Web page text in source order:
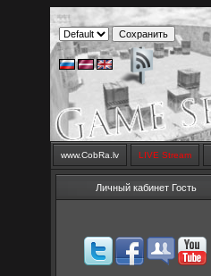
www.CobRa.lv LIVE Stream
Личный кабинет Гость